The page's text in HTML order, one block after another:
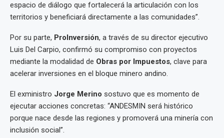
espacio de diálogo que fortalecerá la articulación con los
territorios y beneficiará directamente a las comunidades”.
Por su parte, ProInversión, a través de su director ejecutivo
Luis Del Carpio, confirmó su compromiso con proyectos
mediante la modalidad de Obras por Impuestos, clave para
acelerar inversiones en el bloque minero andino.
El exministro Jorge Merino sostuvo que es momento de
ejecutar acciones concretas: “ANDESMIN será histórico
porque nace desde las regiones y promoverá una minería con
inclusión social”.